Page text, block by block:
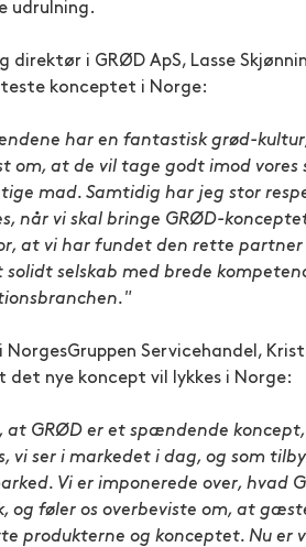
udrulning.
direktør i GRØD ApS, Lasse
konceptet i Norge:
har en fantastisk grød-
om, at de vil tage godt imod vores
mad. Samtidig har jeg stor
når vi skal bringe GRØD-
at vi har fundet den rette partner
solidt selskab med brede
NorgesGruppen Servicehandel,
det nye koncept vil lykkes i Norge:
at GRØD er et spændende
vi ser i markedet i dag, og som
Vi er imponerede over, hvad
og føler os overbeviste om, at
produkterne og konceptet. Nu er